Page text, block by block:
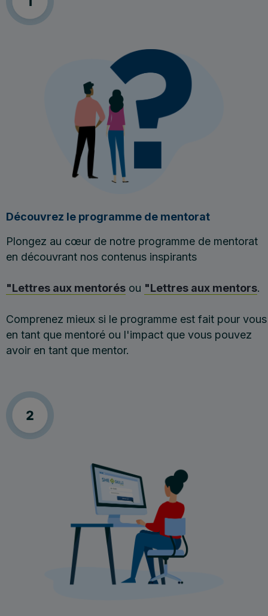
Découvrez le programme de mentorat
Plongez au cœur de notre programme de mentorat
en découvrant nos contenus inspirants
"Lettres aux mentorés ou "Lettres aux mentors.
Comprenez mieux si le programme est fait pour vous
en tant que mentoré ou l'impact que vous pouvez
avoir en tant que mentor.